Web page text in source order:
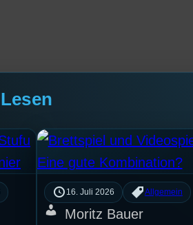
16. Juli 2026 Allgemein
Moritz Bauer